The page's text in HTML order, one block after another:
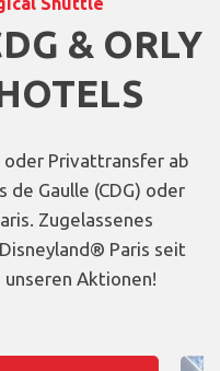
& ORLY
oder Privattransfer ab
de Gaulle (CDG) oder
Zugelassenes
Paris seit
Aktionen!